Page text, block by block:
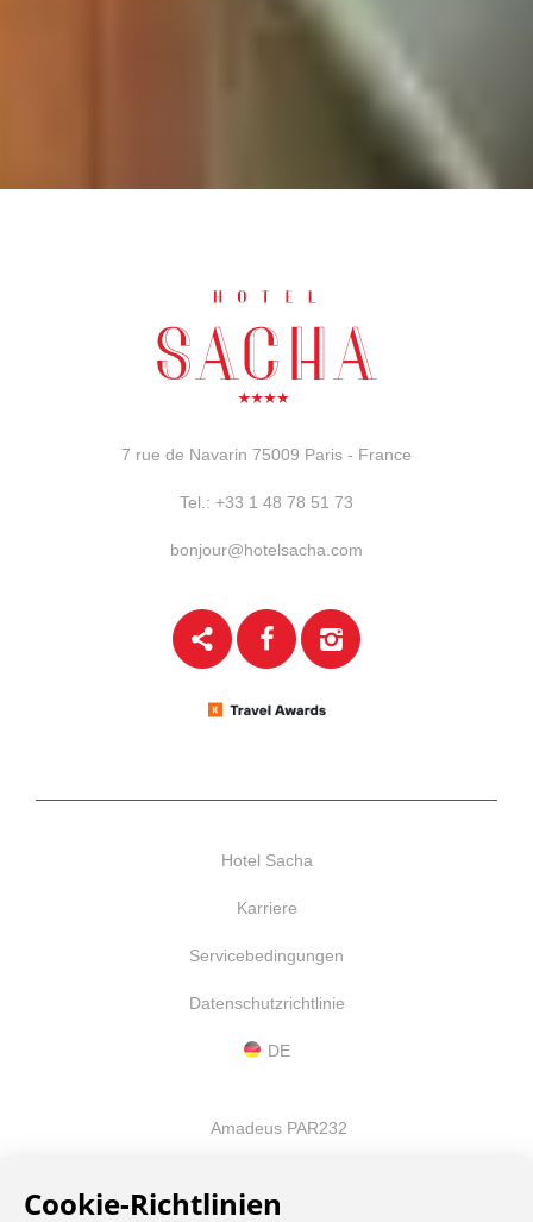
7 rue de Navarin 75009 Paris - France
Tel.: +33 1 48 78 51 73
bonjour@hotelsacha.com
Hotel Sacha
Karriere
Servicebedingungen
Datenschutzrichtlinie
DE
Amadeus PAR232